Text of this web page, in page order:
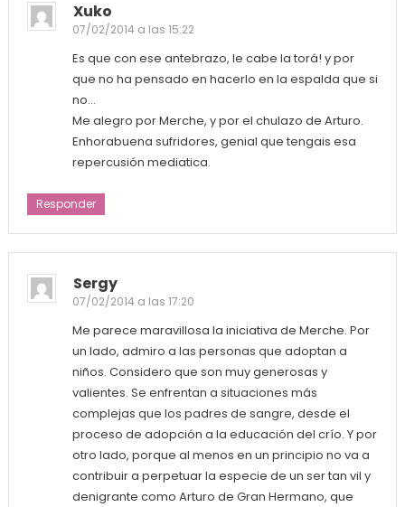
Xuko
07/02/2014 a las 15:22
Es que con ese antebrazo, le cabe la torá! y por
que no ha pensado en hacerlo en la espalda que si
no…
Me alegro por Merche, y por el chulazo de Arturo.
Enhorabuena sufridores, genial que tengais esa
repercusión mediatica.
Responder
Sergy
07/02/2014 a las 17:20
Me parece maravillosa la iniciativa de Merche. Por
un lado, admiro a las personas que adoptan a
niños. Considero que son muy generosas y
valientes. Se enfrentan a situaciones más
complejas que los padres de sangre, desde el
proceso de adopción a la educación del crío. Y por
otro lado, porque al menos en un principio no va a
contribuir a perpetuar la especie de un ser tan vil y
denigrante como Arturo de Gran Hermano, que